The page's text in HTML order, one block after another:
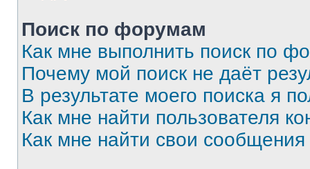
Поиск по форумам
Как мне выполнить поиск по
Почему мой поиск не даёт
В результате моего поиска я
Как мне найти пользователя
Как мне найти свои